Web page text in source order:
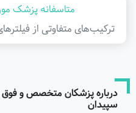
متاسفانه پزشک
ترکیب‌های متفاوتی از
درباره پزشکان متخصص و
سپیدان